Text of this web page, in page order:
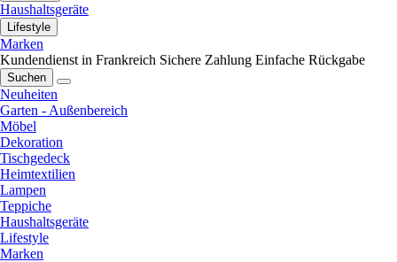
Haushaltsgeräte
Lifestyle
Marken
Kundendienst in Frankreich Sichere Zahlung Einfache Rückgabe
Suchen
Neuheiten
Garten - Außenbereich
Möbel
Dekoration
Tischgedeck
Heimtextilien
Lampen
Teppiche
Haushaltsgeräte
Lifestyle
Marken